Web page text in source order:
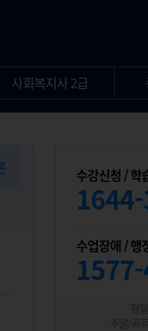
7.2개강
8/
사회복지사 2급
수강신청 / 학
수업장애 / 행
평
주말/공